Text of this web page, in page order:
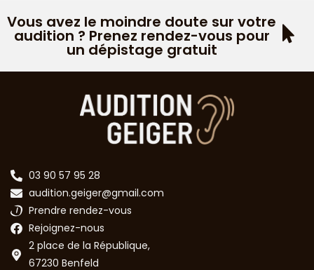
Vous avez le moindre doute sur votre
audition ? Prenez rendez-vous pour
un dépistage gratuit
03 90 57 95 28
audition.geiger@gmail.com
Prendre rendez-vous
Rejoignez-nous
2 place de la République,
67230 Benfeld